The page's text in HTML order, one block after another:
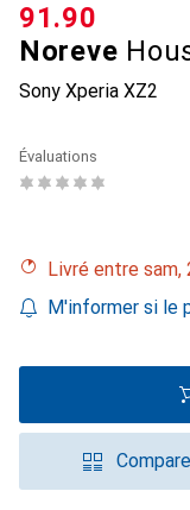
Noreve
Sony Xperia XZ2
CHF
91.90
Évaluations
Livré entre
M'informer si le